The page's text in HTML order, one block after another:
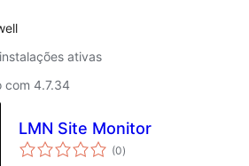
ativas
com 4.7.34
LMN Site Monitor
(0total
de
)